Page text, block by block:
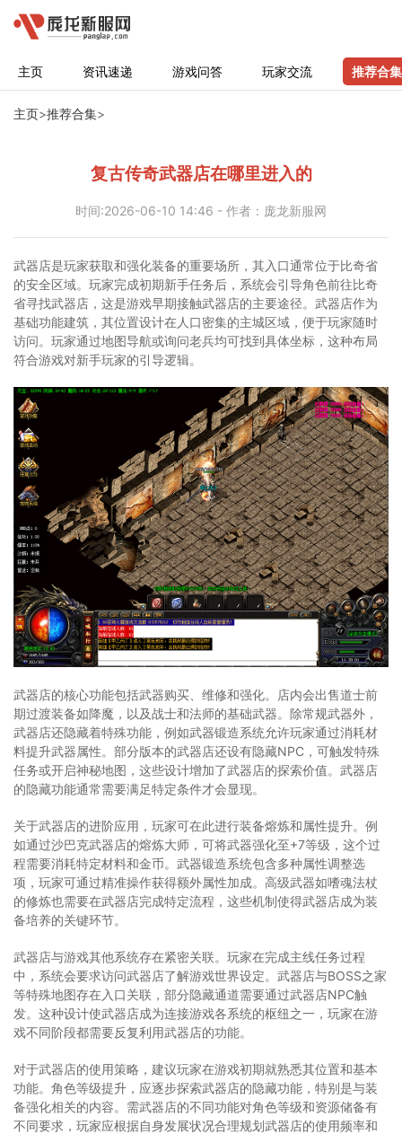
主页 资讯速递 游戏问答 玩家交流 推荐合集
主页>推荐合集>
复古传奇武器店在哪里进入的
时间:2026-06-10 14:46 - 作者：庞龙新服网
武器店是玩家获取和强化装备的重要场所，其入口通常位于比奇省
的安全区域。玩家完成初期新手任务后，系统会引导角色前往比奇
省寻找武器店，这是游戏早期接触武器店的主要途径。武器店作为
基础功能建筑，其位置设计在人口密集的主城区域，便于玩家随时
访问。玩家通过地图导航或询问老兵均可找到具体坐标，这种布局
符合游戏对新手玩家的引导逻辑。
武器店的核心功能包括武器购买、维修和强化。店内会出售道士前
期过渡装备如降魔，以及战士和法师的基础武器。除常规武器外，
武器店还隐藏着特殊功能，例如武器锻造系统允许玩家通过消耗材
料提升武器属性。部分版本的武器店还设有隐藏NPC，可触发特殊
任务或开启神秘地图，这些设计增加了武器店的探索价值。武器店
的隐藏功能通常需要满足特定条件才会显现。
关于武器店的进阶应用，玩家可在此进行装备熔炼和属性提升。例
如通过沙巴克武器店的熔炼大师，可将武器强化至+7等级，这个过
程需要消耗特定材料和金币。武器锻造系统包含多种属性调整选
项，玩家可通过精准操作获得额外属性加成。高级武器如嗜魂法杖
的修炼也需要在武器店完成特定流程，这些机制使得武器店成为装
备培养的关键环节。
武器店与游戏其他系统存在紧密关联。玩家在完成主线任务过程
中，系统会要求访问武器店了解游戏世界设定。武器店与BOSS之家
等特殊地图存在入口关联，部分隐藏通道需要通过武器店NPC触
发。这种设计使武器店成为连接游戏各系统的枢纽之一，玩家在游
戏不同阶段都需要反复利用武器店的功能。
对于武器店的使用策略，建议玩家在游戏初期就熟悉其位置和基本
功能。角色等级提升，应逐步探索武器店的隐藏功能，特别是与装
备强化相关的内容。需武器店的不同功能对角色等级和资源储备有
不同要求，玩家应根据自身发展状况合理规划武器店的使用频率和